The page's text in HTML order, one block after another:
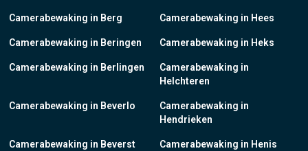
Camerabewaking in Berg
Camerabewaking in Beringen
Camerabewaking in Berlingen
Camerabewaking in Beverlo
Camerabewaking in Beverst
Camerabewaking in Hees
Camerabewaking in Heks
Camerabewaking in
Helchteren
Camerabewaking in
Hendrieken
Camerabewaking in Henis